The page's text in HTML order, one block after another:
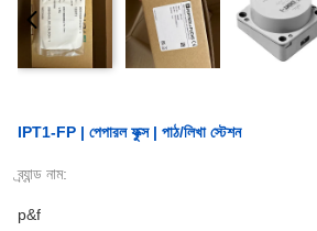
IPT1-FP | পেপারল ফুক্স | পাঠ/লিখা স্টেশন
ব্র্যান্ড নাম:
p&f